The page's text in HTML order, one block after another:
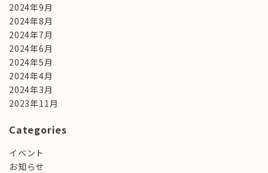
2024年9月
2024年8月
2024年7月
2024年6月
2024年5月
2024年4月
2024年3月
2023年11月
Categories
イベント
お知らせ